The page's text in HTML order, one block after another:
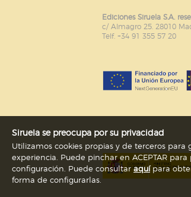
Ediciones Siruela S.A.
c/ Almagro 25. 28010
Telf. +34 91 355 57 20
Siruela se preocupa por su privacidad
Utilizamos cookies propias y de terceros
experiencia. Puede pinchar en ACEPTAR
configuración. Puede consultaraquípara
forma de configurarlas.